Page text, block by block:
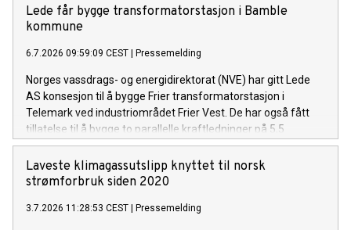
kommer mye regn de neste ukene.
Lede får bygge transformatorstasjon i Bamble
kommune
6.7.2026 09:59:09 CEST Pressemelding
Norges vassdrags- og energidirektorat (NVE) har gitt Lede
AS konsesjon til å bygge Frier transformatorstasjon i
Telemark ved industriområdet Frier Vest. De har også fått
tillatelse til å bygge to parallelle kraftledninger på 5,5
kilometer, for å knytte stasjonen til Herum
transformatorstasjon.
Laveste klimagassutslipp knyttet til norsk
strømforbruk siden 2020
3.7.2026 11:28:53 CEST Pressemelding